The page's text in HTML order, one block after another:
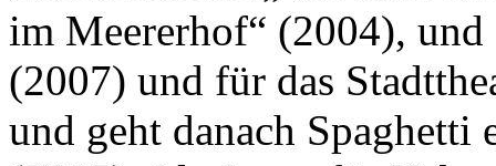
im Meererhof“ (2004),
(2007) und für das
und geht danach Spaghetti